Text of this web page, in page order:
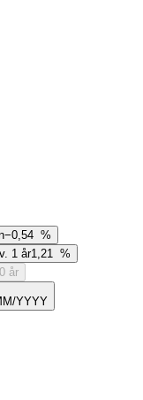
−0,54 %
1 år1,21 %
år
YYYY